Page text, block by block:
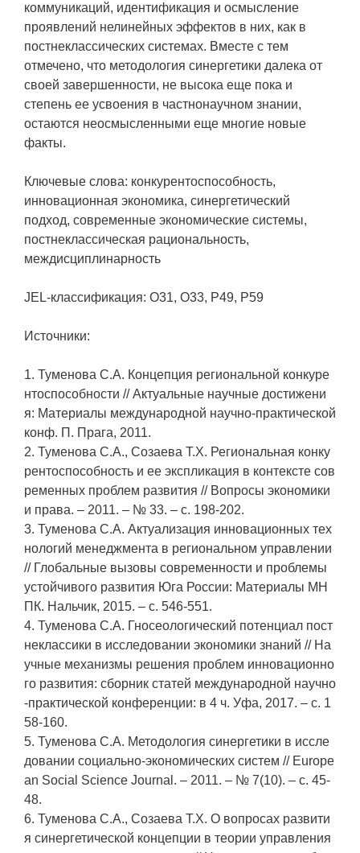
коммуникаций, идентификация и осмысление
проявлений нелинейных эффектов в них, как в
постнеклассических системах. Вместе с тем
отмечено, что методология синергетики далека от
своей завершенности, не высока еще пока и
степень ее усвоения в частнонаучном знании,
остаются неосмысленными еще многие новые
факты.
Ключевые слова: конкурентоспособность,
инновационная экономика, синергетический
подход, современные экономические системы,
постнеклассическая рациональность,
междисциплинарность
JEL-классификация: O31, O33, P49, P59
Источники:
1. Туменова С.А. Концепция региональной конкуре
нтоспособности // Актуальные научные достижени
я: Материалы международной научно-практической
конф. П. Прага, 2011.
2. Туменова С.А., Созаева Т.Х. Региональная конку
рентоспособность и ее экспликация в контексте сов
ременных проблем развития // Вопросы экономики
и права. – 2011. – № 33. – c. 198-202.
3. Туменова С.А. Актуализация инновационных тех
нологий менеджмента в региональном управлении
// Глобальные вызовы современности и проблемы
устойчивого развития Юга России: Материалы МН
ПК. Нальчик, 2015. – c. 546-551.
4. Туменова С.А. Гносеологический потенциал пост
неклассики в исследовании экономики знаний // На
учные механизмы решения проблем инновационно
го развития: сборник статей международной научно
-практической конференции: в 4 ч. Уфа, 2017. – c. 1
58-160.
5. Туменова С.А. Методология синергетики в иссле
довании социально-экономических систем // Europe
an Social Science Journal. – 2011. – № 7(10). – c. 45-
48.
6. Туменова С.А., Созаева Т.Х. О вопросах развити
я синергетической концепции в теории управления